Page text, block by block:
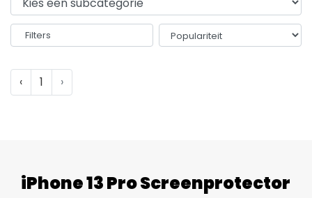
Filters
‹ 1 ›
iPhone 13 Pro Screenprotector